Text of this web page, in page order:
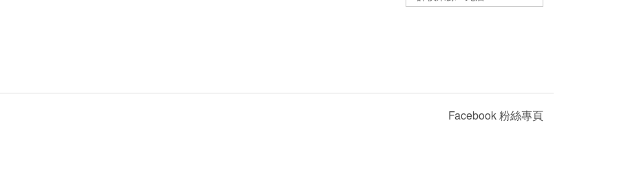
Facebook 粉絲專頁